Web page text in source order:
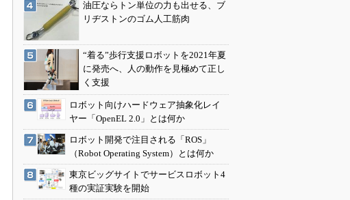
油圧ならトン単位の力も出せる、ブ
リヂストンのゴム人工筋肉
“着る”歩行支援ロボットを2021年夏
に発売へ、人の動作を見極めて正し
く支援
ロボット向けハードウェア抽象化レイ
ヤー「OpenEL 2.0」とは何か
ロボット開発で注目される「ROS」
（Robot Operating System）とは何か
東京ビッグサイトでサービスロボット4
種の実証実験を開始